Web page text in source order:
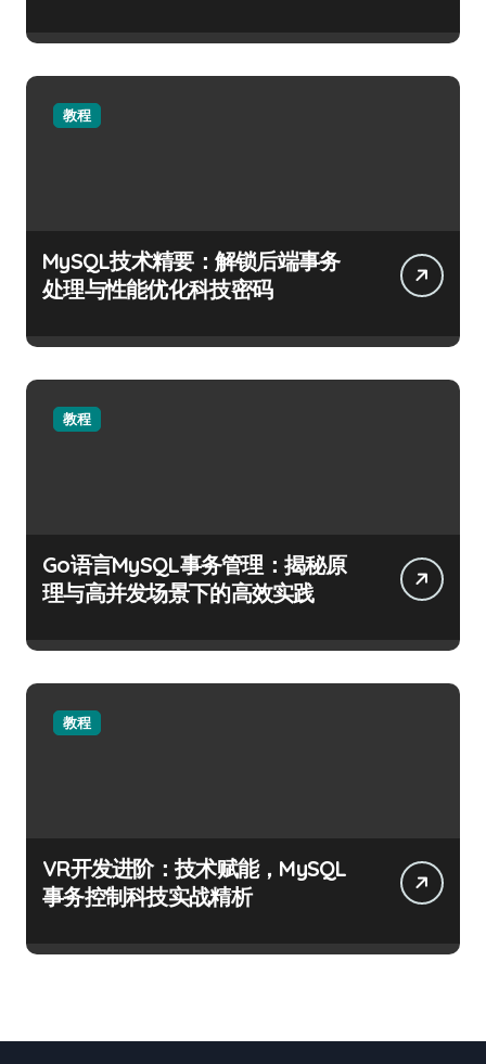
教程
MySQL技术精要：解锁后端事务
处理与性能优化科技密码
教程
Go语言MySQL事务管理：揭秘原
理与高并发场景下的高效实践
教程
VR开发进阶：技术赋能，MySQL
事务控制科技实战精析